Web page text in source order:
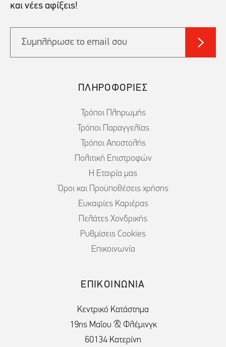
και νέες αφίξεις!
ΠΛΗΡΟΦΟΡΙΕΣ
Τρόποι Πληρωμής
Τρόποι Παραγγελίας
Τρόποι Αποστολής
Πολιτική Επιστροφών
Η Εταιρία μας
Όροι και Προϋποθέσεις χρήσης
Ευκαιρίες Καριέρας
Πελάτες Χονδρικής
Ρυθμίσεις Cookies
Επικοινωνία
ΕΠΙΚΟΙΝΩΝΙΑ
Κεντρικό Κατάστημα
19ης Μαΐου & Φλέμινγκ
60134 Κατερίνη